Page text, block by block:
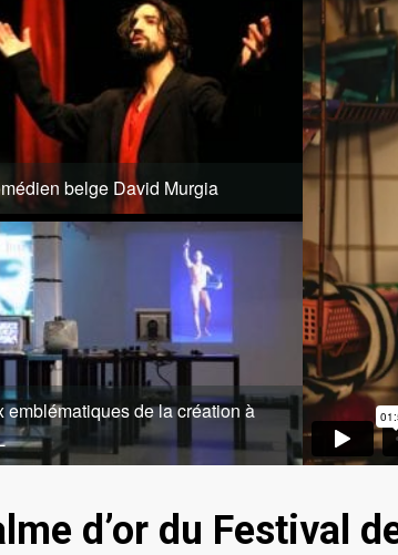
belge David Murgia
emblématiques de la création à
d’or du Festival